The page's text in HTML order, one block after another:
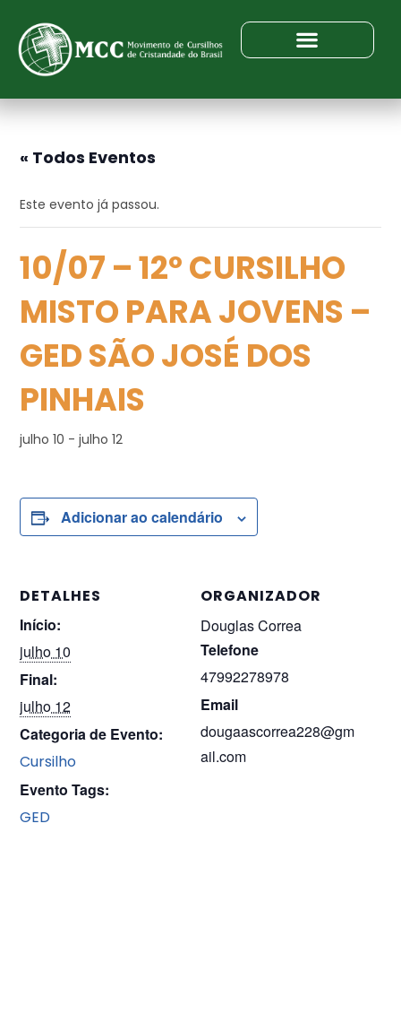
« Todos Eventos
Este evento já passou.
10/07 – 12º CURSILHO
MISTO PARA JOVENS –
GED SÃO JOSÉ DOS
PINHAIS
julho 10 -julho 12
Adicionar ao calendário
DETALHES
Início:
julho 10
Final:
julho 12
Categoria de Evento:
Cursilho
Evento Tags:
GED
ORGANIZADOR
Douglas Correa
Telefone
47992278978
Email
dougaascorrea228@gm
ail.com